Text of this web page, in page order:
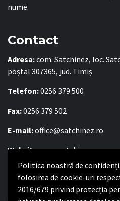
Politica noastră de
folosirea de cookie-uri
2016/679 privind protecția
nume.
Contact
Adresa:com. Satchinez, loc.
poștal 307365, jud. Timiș
Telefon:0256 379 500
Fax:0256 379 502
E-mail:office@satchinez.ro
Website:www.satchinez.ro
Program cu publicul:
Luni – Joi:8:00-16:30